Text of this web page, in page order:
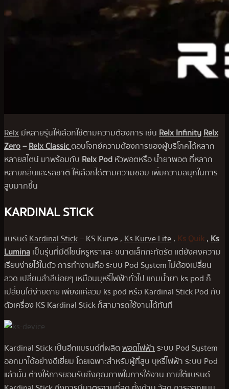
Relxมีหลายรุ่นให้เลือกใช้ตามความต้องการ เช่นRelx InfinityRelx
Zero–Relx Classicตอบโจทย์ความต้องการของผู้บริโภคได้หลาก
หลายสไตน์ มาพร้อมกับ Relx Podหัวพอตหรือ น้ำยาพอต ที่หลาก
หลายกลิ่นและรสชาติ ให้เลือกได้ตามความชอบ เพิ่มความสนุกในการ
สูบมากขึ้น
KARDINAL STICK
แบรนด์Kardinal Stick– KS Kurve ,Ks Kurve Lite,Ks Quik,Ks
Luminaเป็นรุ่นที่มีดีไซน์หรูหราและ ขนาดเล็กกะทัดรัด แต่ยังคงความ
เรียบง่ายไว้ในตัว การทำงานคือ ระบบ Pod System ไม่ต้องเปลี่ยน
ลวด เปลี่ยนสำลีบ่อยๆ เหมือนบุหรี่ไฟฟ้าทั่วไป แถมน้ำยา ks pod ก็
เปลี่ยนได้ง่ายดาย เพียงแค่สวม ks pod หรือ Kardinal Stick Pod กับ
ตัวเครื่อง KS Kardinal Stick ก็สามารถใช้งานได้ทันที
Kardinal Stick เป็นอีกแบรนด์ที่ผลิตพอตไฟฟ้าระบบ Pod System
ออกมาได้อย่างดีเยี่ยม โดยเฉพาะสำหรับผู้ที่สูบ บุหรี่ไฟฟ้า ระบบ Pod
แล้วนั้น ต่างให้การยอมรับถึงคุณภาพในการใช้งาน ภายใต้แบรนด์